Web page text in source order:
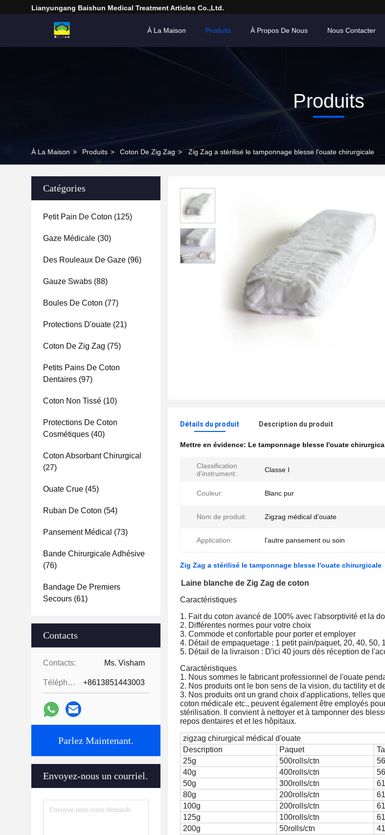
Lianyungang Baishun Medical Treatment Articles Co.,Ltd.
À La Maison Produits À Propos De Nous Nous Contacter
Produits
À La Maison > Produits > Coton De Zig Zag > Zig Zag a stérilisé le tamponnage blesse l'ouate chirurgicale
Catégories
Petit Pain De Coton (125)
Gaze Médicale (30)
Des Rouleaux De Gaze (96)
Gauze Swabs (88)
Boules De Coton (77)
Protections D'ouate (21)
Coton De Zig Zag (75)
Petits Pains De Coton
Dentaires (97)
Coton Non Tissé (10)
Protections De Coton
Cosmétiques (40)
Coton Absorbant Chirurgical
(27)
Ouate Crue (45)
Ruban De Coton (54)
Pansement Médical (73)
Bande Chirurgicale Adhésive
(76)
Bandage De Premiers
Secours (61)
Contacts
Contacts: Ms. Visham
Téléphone: +8613851443003
Parlez Maintenant.
Envoyez-nous un courriel.
Détails du produit Description du produit
Mettre en évidence: Le tamponnage blesse l'ouate
Classification
d'instrument:
Classe I
Couleur: Blanc pur
Nom de produit: Zigzag médical d'ouate
Application: l'autre pansement ou soin
Zig Zag a stérilisé le tamponnage blesse l'ouate chirurgicale
Laine blanche de Zig Zag de coton
Caractéristiques
1. Fait du coton avancé de 100% avec l'absorptivité et la
2. Différentes normes pour votre choix
3. Commode et confortable pour porter et employer
4. Détail de empaquetage : 1 petit pain/paquet, 20, 40, 50,
5. Détail de la livraison : D'ici 40 jours dès réception de
Caractéristiques
1. Nous sommes le fabricant professionnel de l'ouate
2. Nos produits ont le bon sens de la vision, du tactility et
3. Nos produits ont un grand choix d'applications, telles
coton médicale etc., peuvent également être employés
stérilisation. Il convient à nettoyer et à tamponner des
repos dentaires et et les hôpitaux.
zigzag chirurgical médical d'ouate
Description
Paquet
25g
500rolls/ctn
40g
400rolls/ctn
50g
300rolls/ctn
80g
200rolls/ctn
100g
200rolls/ctn
125g
100rolls/ctn
200g
50rolls/ctn